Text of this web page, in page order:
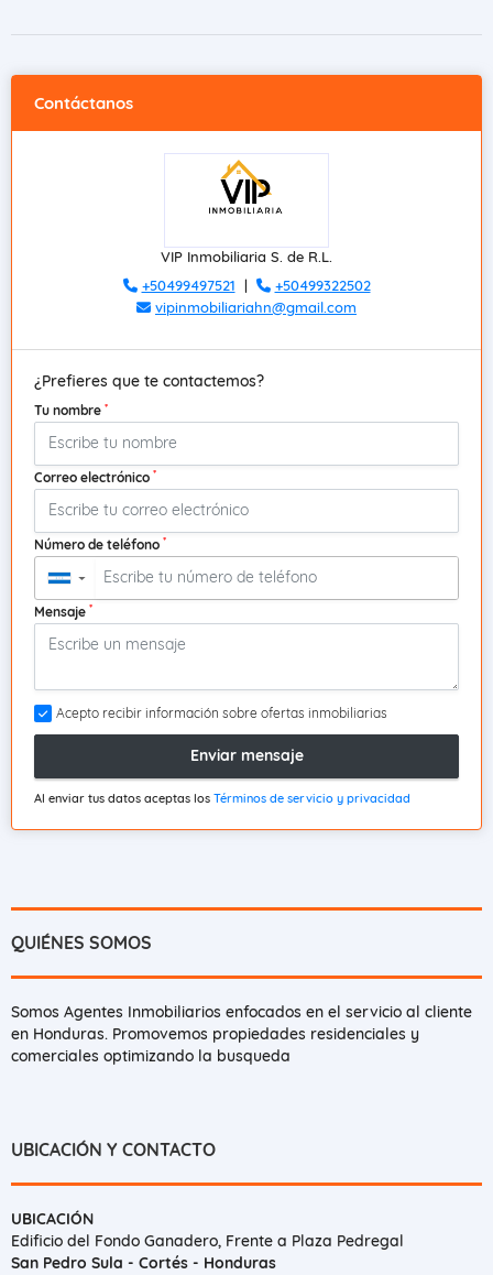
Contáctanos
VIP Inmobiliaria S. de R.L.
+50499497521 |
+50499322502
vipinmobiliariahn@gmail.com
¿Prefieres que te contactemos?
Tu nombre *
Correo electrónico *
Número de teléfono *
▼
Mensaje *
Acepto recibir información sobre ofertas inmobiliarias
Enviar mensaje
Al enviar tus datos aceptas los Términos de servicio y privacidad
QUIÉNES SOMOS
Somos Agentes Inmobiliarios enfocados en el servicio al cliente
en Honduras. Promovemos propiedades residenciales y
comerciales optimizando la busqueda
UBICACIÓN Y CONTACTO
UBICACIÓN
Edificio del Fondo Ganadero, Frente a Plaza Pedregal
San Pedro Sula - Cortés - Honduras